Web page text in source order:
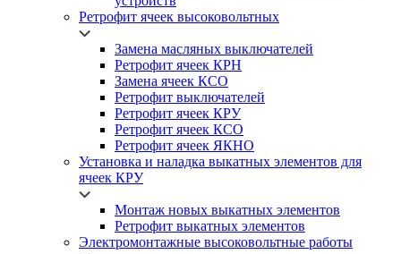
Ретрофит ячеек высоковольтных
Замена масляных выключателей
Ретрофит ячеек КРН
Замена ячеек КСО
Ретрофит выключателей
Ретрофит ячеек КРУ
Ретрофит ячеек КСО
Ретрофит ячеек ЯКНО
Установка и наладка выкатных элементов для
ячеек КРУ
Монтаж новых выкатных элементов
Ретрофит выкатных элементов
Электромонтажные высоковольтные работы